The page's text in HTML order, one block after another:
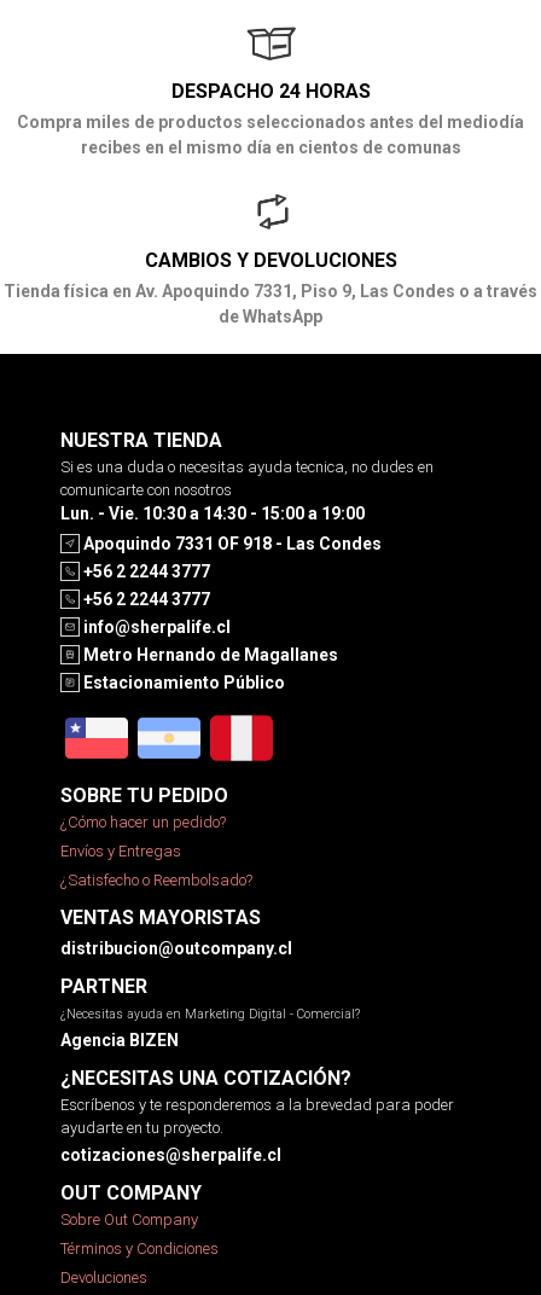
DESPACHO 24 HORAS
Compra miles de productos seleccionados antes del mediodía
recibes en el mismo día en cientos de comunas
CAMBIOS Y DEVOLUCIONES
Tienda física en Av. Apoquindo 7331, Piso 9, Las Condes o a través
de WhatsApp
NUESTRA TIENDA
Si es una duda o necesitas ayuda tecnica, no dudes en
comunicarte con nosotros
Lun. - Vie. 10:30 a 14:30 - 15:00 a 19:00
Apoquindo 7331 OF 918 - Las Condes
+56 2 2244 3777
+56 2 2244 3777
info@sherpalife.cl
Metro Hernando de Magallanes
Estacionamiento Público
SOBRE TU PEDIDO
¿Cómo hacer un pedido?
Envíos y Entregas
¿Satisfecho o Reembolsado?
VENTAS MAYORISTAS
distribucion@outcompany.cl
PARTNER
¿Necesitas ayuda en Marketing Digital - Comercial?
Agencia BIZEN
¿NECESITAS UNA COTIZACIÓN?
Escríbenos y te responderemos a la brevedad para poder
ayudarte en tu proyecto.
cotizaciones@sherpalife.cl
OUT COMPANY
Sobre Out Company
Términos y Condiciones
Devoluciones